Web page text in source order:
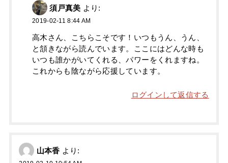
須戸真美 より:
2019-02-11 8:44 AM
高木さん、こちらこそです！いつもうん、うん、
と頷きながら読んでいます。ここにはどんな時も
いつも誰かがいてくれる、パワーをくれますね。
これからも陰ながら応援しています。
ログインして返信する
山本香 より: